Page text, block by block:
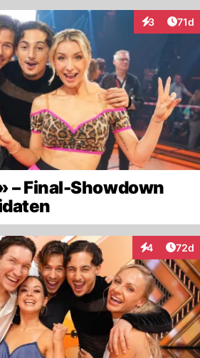
3 71d
– Final-Showdown
4
Interaktionen
72d